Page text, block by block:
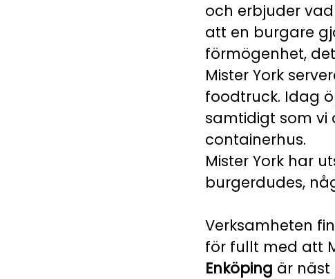
och erbjuder
att en burgare
förmögenhet,
Mister York
foodtruck. Idag
samtidigt som vi
containerhus.
Mister York har
burgerdudes,
Verksamheten
för fullt med att
Enköping är näst